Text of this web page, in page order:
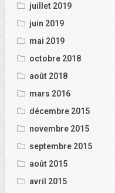
juillet 2019
juin 2019
mai 2019
octobre 2018
août 2018
mars 2016
décembre 2015
novembre 2015
septembre 2015
août 2015
avril 2015